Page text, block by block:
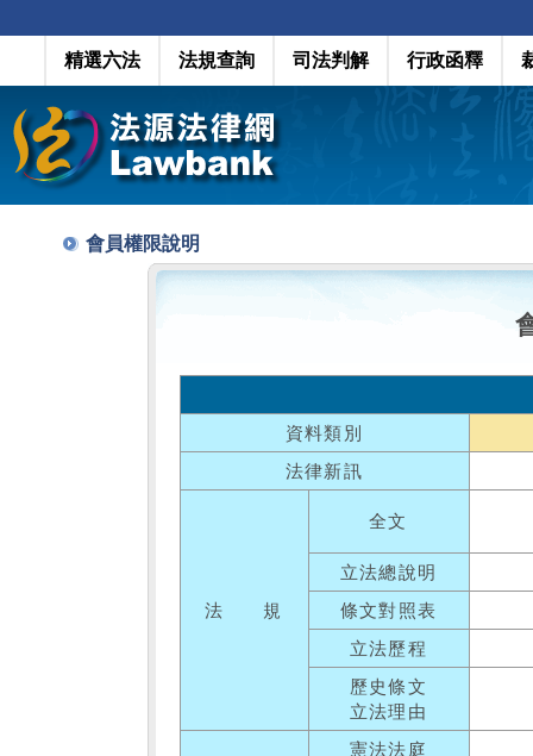
精選六法 法規查詢 司法判解 行政函釋
會員權限說明
資料類別
法律新訊
法 規
全文
立法總說明
條文對照表
立法歷程
歷史條文
立法理由
憲法法庭